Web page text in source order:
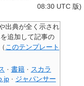
08:30 UTC 版)
出典が全く示され
追加して記事の
（ このテンプレート
· 書籍 · スカラ
· ジャパンサー